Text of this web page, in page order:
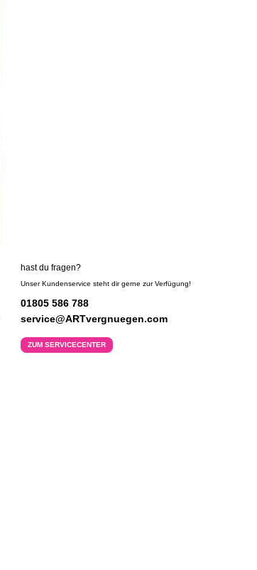
hast du fragen?
Unser Kundenservice steht dir gerne zur Verfügung!
01805 586 788
service@ARTvergnuegen.com
ZUM SERVICECENTER